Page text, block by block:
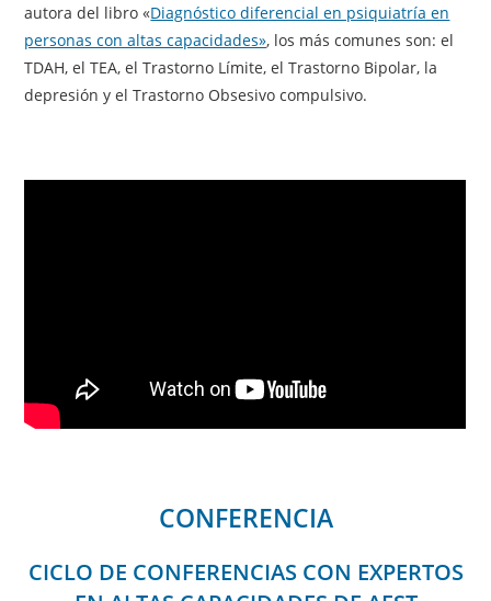
autora del libro «Diagnóstico diferencial en psiquiatría en
personas con altas capacidades», los más comunes son: el
TDAH, el TEA, el Trastorno Límite, el Trastorno Bipolar, la
depresión y el Trastorno Obsesivo compulsivo.
CONFERENCIA
CICLO DE CONFERENCIAS CON EXPERTOS